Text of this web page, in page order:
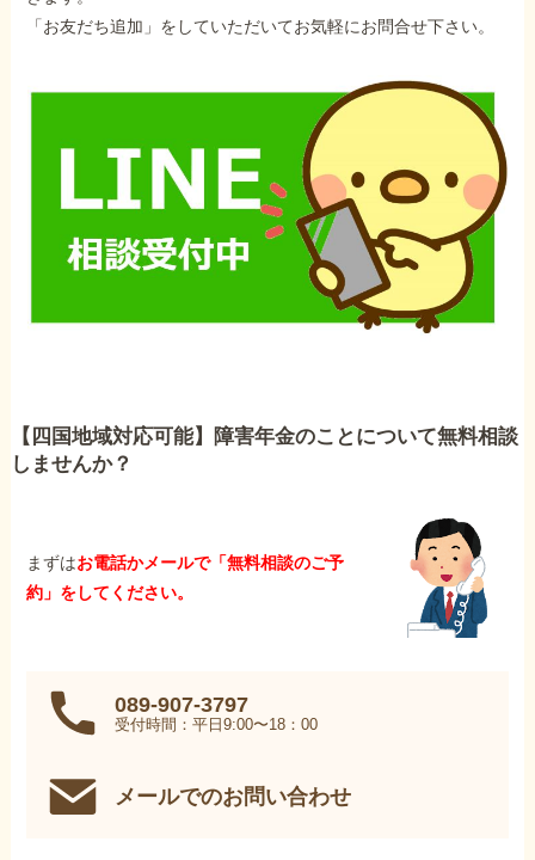
「お友だち追加」をしていただいてお気軽にお問合せ下さい。
【四国地域対応可能】障害年金のことについて無料相談
しませんか？
まずはお電話かメールで「無料相談のご予
約」をしてください。
089-907-3797
受付時間：平日9:00〜18：00
メールでのお問い合わせ